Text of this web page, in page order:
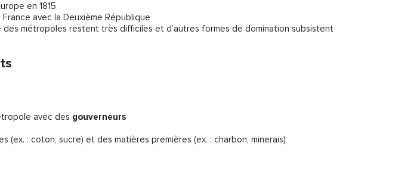
en 1815
France avec la Deuxième République
métropoles restent très difficiles et d’autres formes de domination subsistent
avec des gouverneurs
: coton, sucre) et des matières premières (ex. : charbon, minerais)